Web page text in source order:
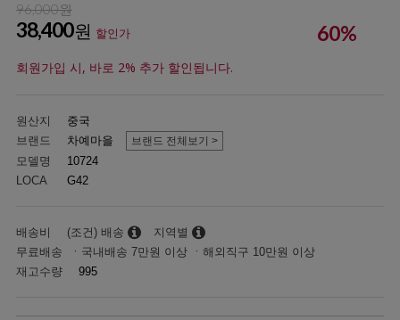
96,000원
38,400원 할인가 60%
회원가입 시, 바로 2% 추가 할인됩니다.
원산지
중국
브랜드
차예마을 브랜드 전체보기 >
모델명
10724
LOCA
G42
배송비 (조건) 배송
지역별
무료배송 ㆍ국내배송 7만원 이상 ㆍ해외직구 10만원 이상
재고수량
995